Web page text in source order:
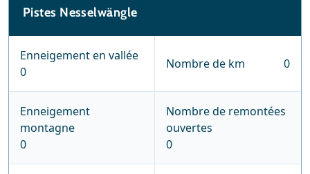
Pistes Nesselwängle
Enneigement en vallée
0
Nombre de km 0
Enneigement
montagne
0
Nombre de remontées
ouvertes
0